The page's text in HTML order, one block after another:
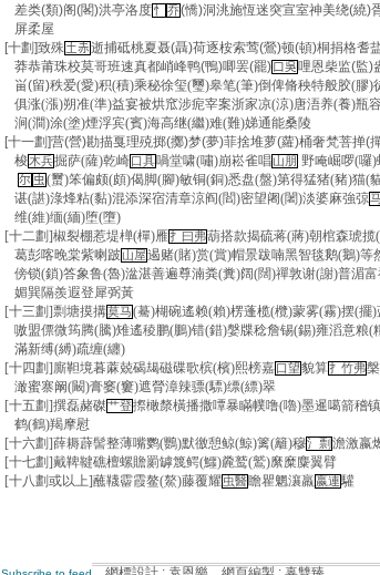
差类(類)阁(閣)洪亭洛度忄 乔(憍)洞洮施恆迷突宣室神美绕(繞)
屏柔屋
[十劃]致殊土赤逝捕砥桃夏聂(聶)荷逐桉索莺(鶯)顿(頓)桐捐格耆
莽恭莆珠校莫哥班速真都峭峰鸭(鴨)唧罢(罷) 口吳哩恩柴监(監)
畄(留)秩爱(愛)积(積)乘秘徐玺(璽)皋笔(筆)倒俾脩秧特般胶(膠)
俱涨(漲)朔准(準)益宴被烘窊涉痆宰案浙家凉(涼)唐浯养(養)瓶
涧(澗)涂(塗)煙浮宾(賓)海高继(繼)难(難)娣通能桑陵
[十一劃]营(營)勘描戛理殑掷(擲)梦(夢)菲捨堆萝(蘿)桶奢梵菩掸(
梭木兵掘萨(薩)乾崎口具喎堂啸(嘯)崩崧雀唱山朋 野唵崛啰(囉
尔 虫(蠒)笨偏颇(頗)偈脚(腳)敏铜(銅)悉盘(盤)第得猛猪(豬)猫(
谌(諶)淥烽粘(黏)混添深宿清章涼阎(閻)密望阇(闍)淡婆麻強弶马
维(維)缅(緬)堕(墮)
[十二劃]椒裂棚惹堤椫(樿)雁扌曰弗葫搭款揭硫蒋(蔣)朝棺森琥
葛彭喀晚棠紫喇跛山屋遏赌(賭)赏(賞)帽景跋喃黑智毯鹅(鵝)等
傍锁(鎖)答象鲁(魯)湓湛善遍尊湳粪(糞)阔(闊)禪敦谢(謝)普湄
媚巽隔羨遐登犀弼黃
[十三劃]剽塘摸搆莫马(驀)楜碗遙赖(賴)楞蓬榄(欖)蒙雾(霧)摆(擺
嗷盟僄微筠腾(騰)雉遙稜鹏(鵬)错(錯)媻牒稔詹锡(錫)雍滔意粮(
滿新缚(縛)疏缠(纏)
[十四劃]廝靼境暮蔴兢碣朅磁碟歌槟(檳)熙榜嘉口望貌算扌竹弗
澉蜜寨阚(闞)膏窭(窶)遮膋漳辣骠(驃)缥(縹)翠
[十五劃]撰磊赭磔艹登摖橄漦橫播撒嘾暴瞞幞噜(嚕)墨暹噶箭稽
鹤(鶴)羯摩慰
[十六劃]薛耨薜髻整薄嘴鹦(鸚)默徼憩鲸(鯨)篱(籬)穆氵剽 澹激嬴
[十七劃]戴鞞鞬礁檀螺贍罽罅篾鳄(鱷)麊鹫(鷲)縻糜麋翼臂
[十八劃或以上]蘸韈霤霞鳌(鰲)藤覆耀 虫醫瞻瞿魍瀼羸嬴連驩